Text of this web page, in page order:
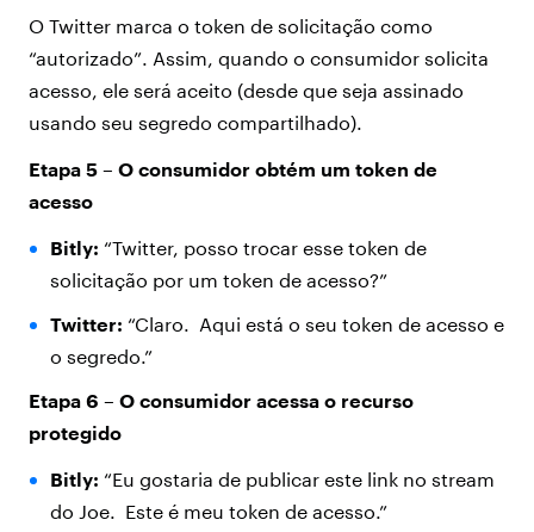
O Twitter marca o token de solicitação como
“autorizado”. Assim, quando o consumidor solicita
acesso, ele será aceito (desde que seja assinado
usando seu segredo compartilhado).
Etapa 5 – O consumidor obtém um token de
acesso
Bitly: “Twitter, posso trocar esse token de
solicitação por um token de acesso?”
Twitter: “Claro. Aqui está o seu token de acesso e
o segredo.”
Etapa 6 – O consumidor acessa o recurso
protegido
Bitly: “Eu gostaria de publicar este link no stream
do Joe. Este é meu token de acesso.”